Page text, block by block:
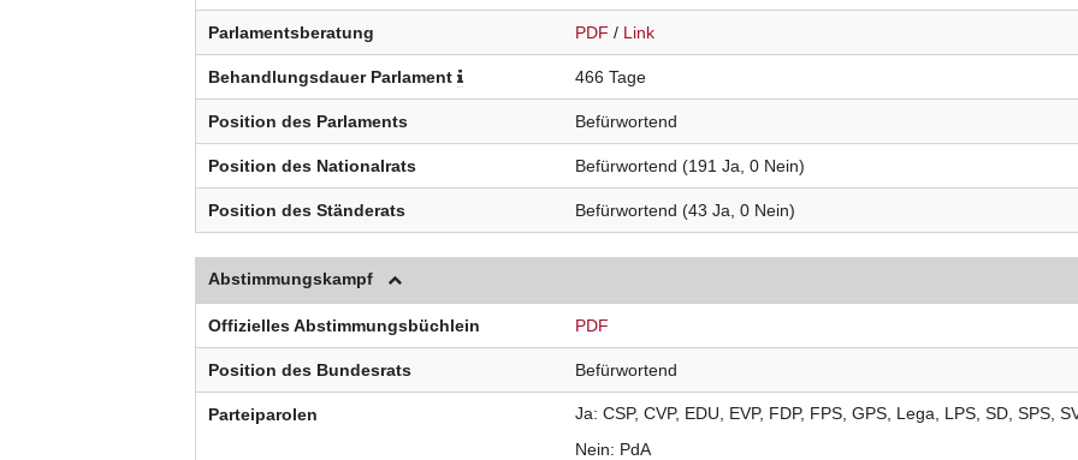
Parlamentsberatung PDF / Link
Behandlungsdauer Parlament 466 Tage
Position des Parlaments Befürwortend
Position des Nationalrats Befürwortend (191 Ja, 0 Nein)
Position des Ständerats Befürwortend (43 Ja, 0 Nein)
Abstimmungskampf
Offizielles Abstimmungsbüchlein PDF
Position des Bundesrats Befürwortend
Parteiparolen Ja CSP CVP EDU EVP FDP FPS GPS Lega LPS SD SPS
Nein
PdA